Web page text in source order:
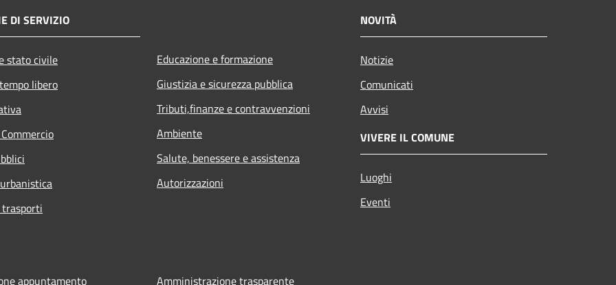
DI SERVIZIO
stato civile
libero
Educazione e formazione
Giustizia e sicurezza pubblica
Tributi,finanze e contravvenzioni
Ambiente
Salute, benessere e assistenza
Autorizzazioni
NOVITÀ
Notizie
Comunicati
Avvisi
VIVERE IL COMUNE
Luoghi
Eventi
appuntamento Amministrazione trasparente